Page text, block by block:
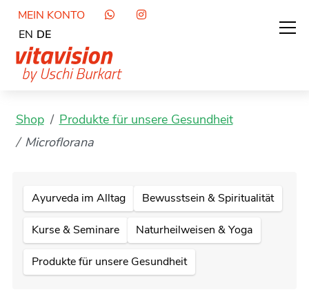
MEIN KONTO
EN DE
Shop
Produkte für unsere Gesundheit
Microflorana
Ayurveda im Alltag Bewusstsein & Spiritualität
Kurse & Seminare Naturheilweisen & Yoga
Produkte für unsere Gesundheit